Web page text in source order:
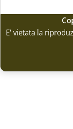
E' vietata la